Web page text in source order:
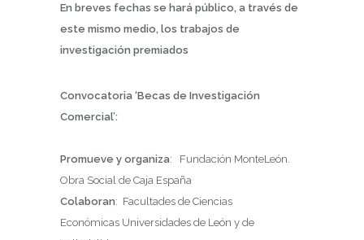
En breves fechas se hará público, a través de
este mismo medio, los trabajos de
investigación premiados
Convocatoria ‘Becas de Investigación
Comercial’:
Promueve y organiza: Fundación MonteLeón.
Obra Social de Caja España
Colaboran: Facultades de Ciencias
Económicas Universidades de León y de